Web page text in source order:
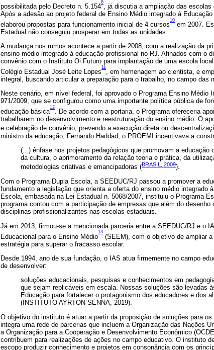
possibilitada pelo Decreto n. 5.154
8
, já discutia a ampliação das escolas
Após a adesão ao projeto federal de Ensino Médio integrado à
elaborou propostas para funcionamento inicial de 4 cursos
10
em 2007.
Estadual não conseguiu prosperar em todas as unidades.
A mudança nos rumos acontece a partir de 2008, com a realização da
ensino médio integrado à educação profissional no RJ. Afinados com o
convênio com o Instituto Oi Futuro para implantação de uma escola
Colégio Estadual José Leite Lopes
11
, em homenagem ao cientista, e
integral, buscando articular a preparação para o trabalho, no campo
Neste cenário, em nível federal, foi aprovado o Programa Ensino
971/2009, que se configurou como uma importante política pública de
educação básica
12
. De acordo com a portaria, o Programa ofereceria
trabalharem no desenvolvimento e reestruturação do ensino médio. O
e celebração de convênio, prevendo a execução direta ou
ministro da educação, Fernando Haddad, o PROEMI incentivava a
(...) ênfase nos projetos pedagógicos que promovam a
da cultura, o aprimoramento da relação teoria e prática, da
metodologias criativas e emancipadoras (BRASIL, 2009).
Com o Programa Dupla Escola, a SEEDUC/RJ passou a promover a
fundamento a legislação que orienta a oferta do ensino médio integrado
Escola, embasada na Lei Estadual n. 5068/2007, instituiu o Programa
programa contou com a participação de empresas que além do
disciplinas profissionalizantes nas escolas estaduais.
Já em 2013, firmou-se a mencionada parceria entre a SEEDUC/RJ e o
Educacional para o Ensino Médio
13
(SEEM), com o objetivo de ampliar
estratégia para superar o fracasso escolar.
Desde 1994, ano de sua fundação, o IAS atua firmemente no campo
de desenvolver:
soluções educacionais, pesquisas e conhecimentos em
que sejam replicáveis em escala. Nossas soluções são levadas
Educação para fortalecer o protagonismo dos educadores e dos
(INSTITUTO AYRTON SENNA, 2019).
O objetivo do instituto é atuar a partir da proposição de soluções para
integra uma rede de parcerias que incluem a Organização das Nações
a Organização para a Cooperação e Desenvolvimento Econômico
contribuem para realizações de ações no campo educativo. O instituto
escopo produzir conhecimento e projetos em consonância com os